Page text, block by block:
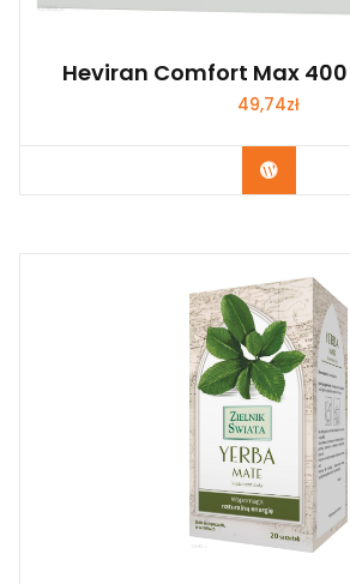
Heviran Comfort Max
49,74zł
Zobacz